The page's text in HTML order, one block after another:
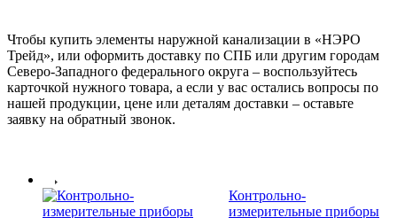
Чтобы купить элементы наружной канализации в «НЭРО
Трейд», или оформить доставку по СПБ или другим городам
Северо-Западного федерального округа – воспользуйтесь
карточкой нужного товара, а если у вас остались вопросы по
нашей продукции, цене или деталям доставки – оставьте
заявку на обратный звонок.
Контрольно-
измерительные приборы